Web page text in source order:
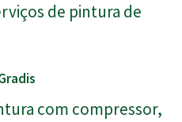
de pintura de
com compressor,